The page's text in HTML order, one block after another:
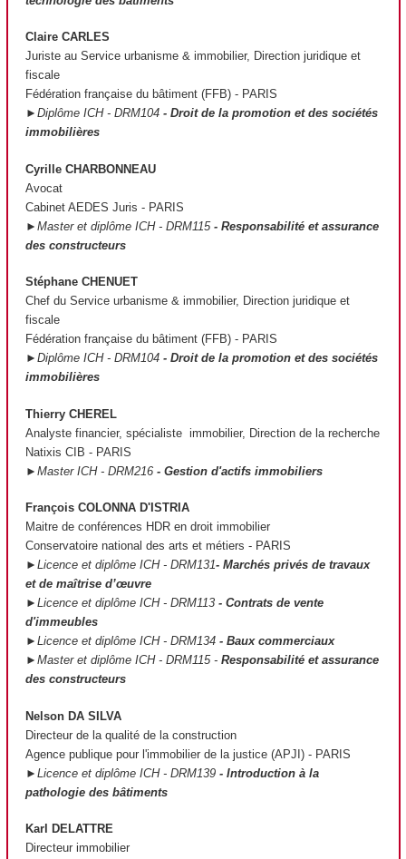
Claire CARLES
Juriste au Service urbanisme & immobilier, Direction juridique et
fiscale
Fédération française du bâtiment (FFB) - PARIS
►Diplôme ICH - DRM104 - Droit de la promotion et des sociétés
immobilières
Cyrille CHARBONNEAU
Avocat
Cabinet AEDES Juris - PARIS
►Master et diplôme ICH - DRM115- Responsabilité et assurance
des constructeurs
Stéphane CHENUET
Chef du Service urbanisme & immobilier, Direction juridique et
fiscale
Fédération française du bâtiment (FFB) - PARIS
►Diplôme ICH - DRM104 - Droit de la promotion et des sociétés
immobilières
Thierry CHEREL
Analyste financier, spécialiste immobilier, Direction de la recherche
Natixis CIB - PARIS
►Master ICH - DRM216 - Gestion d'actifs immobiliers
François COLONNA D'ISTRIA
Maitre de conférences HDR en droit immobilier
Conservatoire national des arts et métiers - PARIS
►Licence et diplôme ICH - DRM131- Marchés privés de travaux
et de maîtrise d’œuvre
►Licence et diplôme ICH - DRM113 - Contrats de vente
d'immeubles
►Licence et diplôme ICH - DRM134 - Baux commerciaux
►Master et diplôme ICH - DRM115 - Responsabilité et assurance
des constructeurs
Nelson DA SILVA
Directeur de la qualité de la construction
Agence publique pour l'immobilier de la justice (APJI) - PARIS
►Licence et diplôme ICH - DRM139 - Introduction à la
pathologie des bâtiments
Karl DELATTRE
Directeur immobilier